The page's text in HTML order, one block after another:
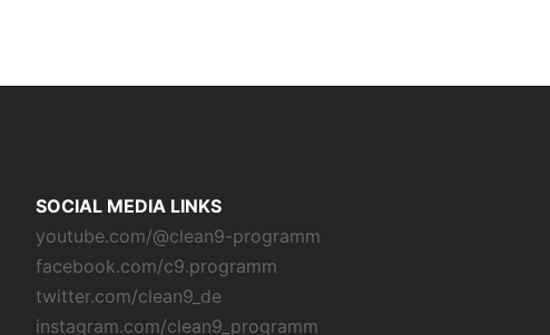
SOCIAL MEDIA LINKS
youtube.com/@clean9-programm
facebook.com/c9.programm
twitter.com/clean9_de
instagram.com/clean9_programm